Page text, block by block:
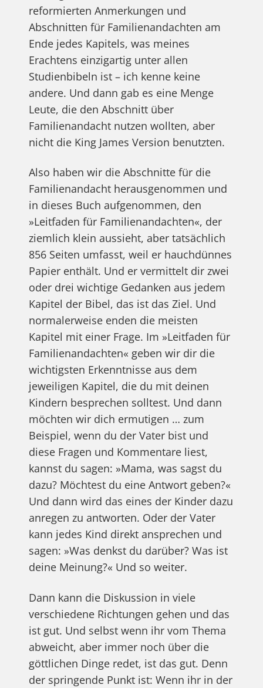
reformierten Anmerkungen und
Abschnitten für Familienandachten am
Ende jedes Kapitels, was meines
Erachtens einzigartig unter allen
Studienbibeln ist – ich kenne keine
andere. Und dann gab es eine Menge
Leute, die den Abschnitt über
Familienandacht nutzen wollten, aber
nicht die King James Version benutzten.
Also haben wir die Abschnitte für die
Familienandacht herausgenommen und
in dieses Buch aufgenommen, den
»Leitfaden für Familienandachten«, der
ziemlich klein aussieht, aber tatsächlich
856 Seiten umfasst, weil er hauchdünnes
Papier enthält. Und er vermittelt dir zwei
oder drei wichtige Gedanken aus jedem
Kapitel der Bibel, das ist das Ziel. Und
normalerweise enden die meisten
Kapitel mit einer Frage. Im »Leitfaden für
Familienandachten« geben wir dir die
wichtigsten Erkenntnisse aus dem
jeweiligen Kapitel, die du mit deinen
Kindern besprechen solltest. Und dann
möchten wir dich ermutigen … zum
Beispiel, wenn du der Vater bist und
diese Fragen und Kommentare liest,
kannst du sagen: »Mama, was sagst du
dazu? Möchtest du eine Antwort geben?«
Und dann wird das eines der Kinder dazu
anregen zu antworten. Oder der Vater
kann jedes Kind direkt ansprechen und
sagen: »Was denkst du darüber? Was ist
deine Meinung?« Und so weiter.
Dann kann die Diskussion in viele
verschiedene Richtungen gehen und das
ist gut. Und selbst wenn ihr vom Thema
abweicht, aber immer noch über die
göttlichen Dinge redet, ist das gut. Denn
der springende Punkt ist: Wenn ihr in der